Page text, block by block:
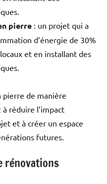
pierre : un projet qui a
d’énergie de 30%
et en installant des
pierre de manière
réduire l’impact
et à créer un espace
futures.
rénovations